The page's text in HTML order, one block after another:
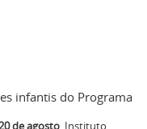
infantis do Programa